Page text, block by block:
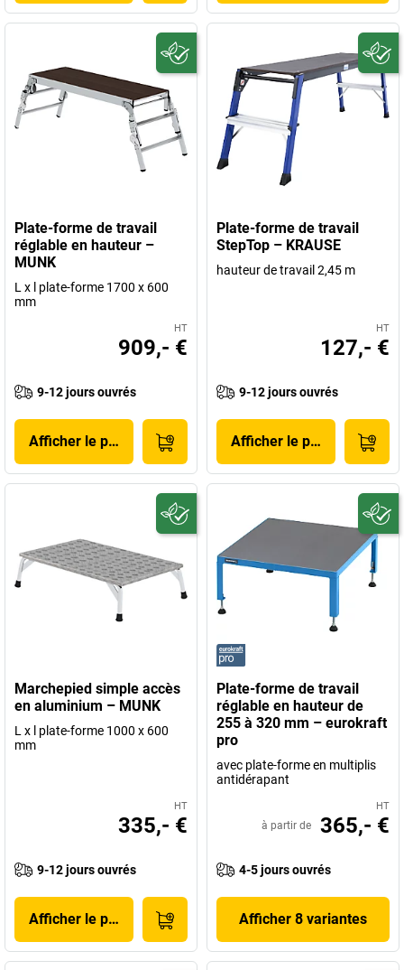
Plate-forme de travail
réglable en hauteur –
MUNK
L x l plate-forme 1700 x 600
mm
HT
909,- €
9-12 jours ouvrés
Afficher le produit
Plate-forme de travail
StepTop – KRAUSE
hauteur de travail 2,45 m
HT
127,- €
9-12 jours ouvrés
Afficher le produit
Marchepied simple accès
en aluminium – MUNK
L x l plate-forme 1000 x 600
mm
HT
335,- €
9-12 jours ouvrés
Afficher le produit
Plate-forme de travail
réglable en hauteur de
255 à 320 mm – eurokraft
pro
avec plate-forme en multiplis
antidérapant
HT
à partir de 365,- €
4-5 jours ouvrés
Afficher 8 variantes